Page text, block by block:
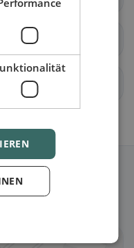
Buch am Irchel
Performance